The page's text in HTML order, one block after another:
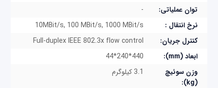
و 802.1X و دسترسی سرورRADIUS، امنیت شبکه را
تضمین می‌کنند.
توان عملیاتی:
-
نرخ انتقال :
10MBit/s, 100 MBit/s, 1000 MBit/s
کنترل جریان:
Full-duplex IEEE 802.3x flow control
ابعاد (mm):
440*240*44
وزن سوئیچ
(kg):
3.1 کیلوگرم